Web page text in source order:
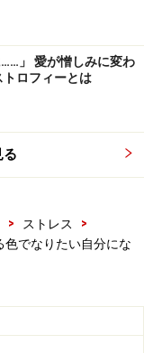
」のどれに近いで
メッセージについ
を付け、「こう
介しています。
や緑なども含む
色合いです。心が
……」 愛が憎しみに変わ
トロフィーとは
る
> ストレス
>
でなりたい自分にな